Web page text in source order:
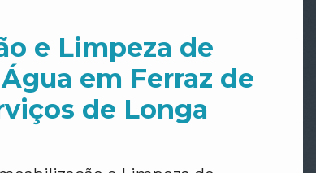
e Limpeza de
em Ferraz de
de Longa